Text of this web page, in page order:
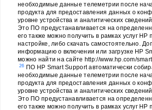
необходимые данные телеметрии после
продукта для предоставления данных о
уровне устройства и аналитических
Это ПО предустанавливается на
его также можно получить в рамках услуг HP
настройке, либо скачать самостоятельно.
информацию о включении или загрузке HP
можно найти на сайте http://www.hp.com/
26 ПО HP Smart Support автоматически
необходимые данные телеметрии после
продукта для предоставления данных о
уровне устройства и аналитических
Это ПО предустанавливается на
его также можно получить в рамках услуг HP